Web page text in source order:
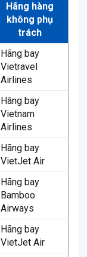
Hãng hàng
không phụ
trách
Hãng bay
Vietravel
Airlines
Hãng bay
Vietnam
Airlines
Hãng bay
VietJet Air
Hãng bay
Bamboo
Airways
Hãng bay
VietJet Air